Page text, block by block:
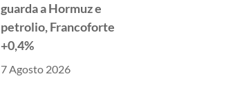
guarda a Hormuz e
petrolio, Francoforte
+0,4%
7 Agosto 2026